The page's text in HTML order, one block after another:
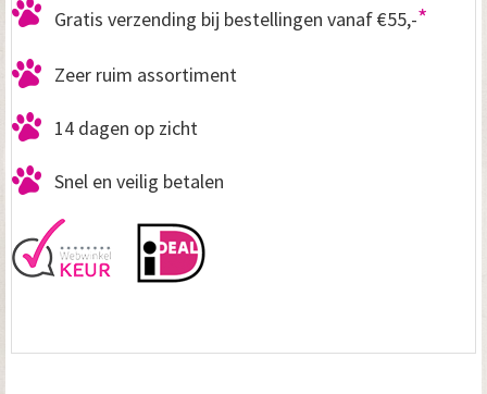
Gratis verzending bij bestellingen vanaf €55,-*
Zeer ruim assortiment
14 dagen op zicht
Snel en veilig betalen